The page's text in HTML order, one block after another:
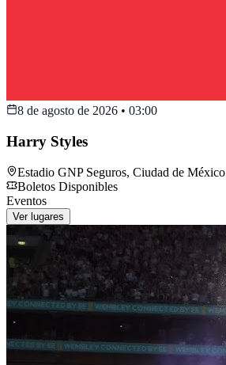
8 de agosto de 2026 • 03:00
Harry Styles
Estadio GNP Seguros, Ciudad de México
Boletos Disponibles
Eventos
Ver lugares